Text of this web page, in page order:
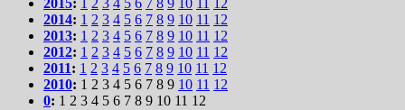
2015: 1 2 3 4 5 6 7 8 9 10 11 12
2014: 1 2 3 4 5 6 7 8 9 10 11 12
2013: 1 2 3 4 5 6 7 8 9 10 11 12
2012: 1 2 3 4 5 6 7 8 9 10 11 12
2011: 1 2 3 4 5 6 7 8 9 10 11 12
2010: 1 2 3 4 5 6 7 8 9 10 11 12
0: 1 2 3 4 5 6 7 8 9 10 11 12